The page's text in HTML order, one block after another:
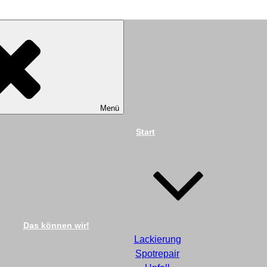
DIEKMANN
Menü
Start
Das können wir!
Lackierung
Spotrepair